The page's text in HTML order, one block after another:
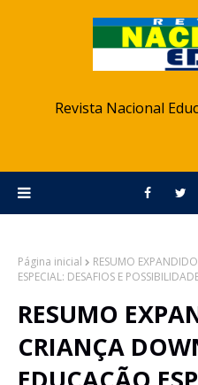
Revista Nacional
Página inicial
RESUMO
ESPECIAL: DESAFIOS E
RESUMO
CRIANÇA